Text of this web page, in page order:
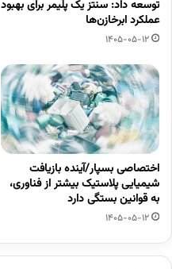
توسعه داد: سنتز یک پلیمر برای بهبود
عملکرد ابرخازن‌ها
1405-05-12
اختصاصی بسپار/آینده بازیافت
شیمیایی پلاستیک بیشتر از فناوری،
به قوانین بستگی دارد
1405-05-12